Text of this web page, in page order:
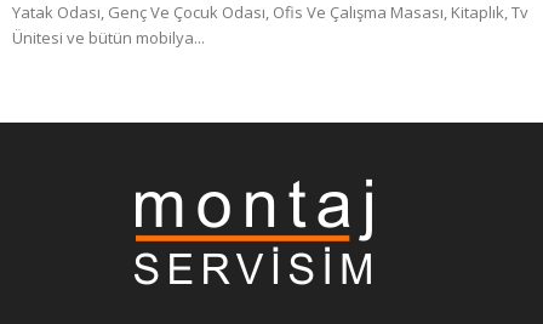
Yatak Odası, Genç Ve Çocuk Odası, Ofis Ve Çalışma Masası, Kitaplık, Tv
Ünitesi ve bütün mobilya...